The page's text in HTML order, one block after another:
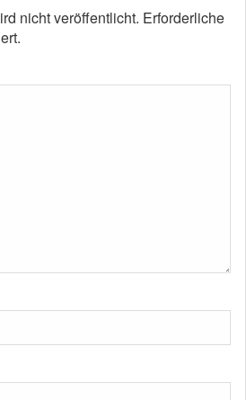
nicht veröffentlicht. Erforderliche